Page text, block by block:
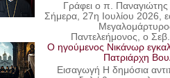
Γράφει ο π. Παναγιώτης
Σήμερα, 27η Ιουλίου 2026,
Παντελεήμονος, ο
Ο ηγούμενος Νικάνωρ
Πατριάρχη
Εισαγωγή Η δημόσια